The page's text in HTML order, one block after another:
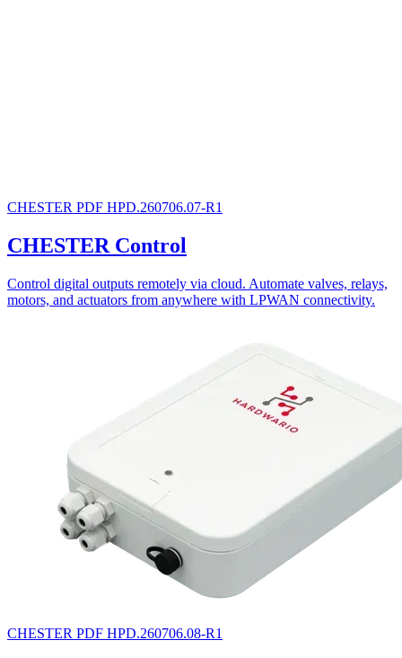
CHESTER PDF HPD.260706.07-R1
CHESTER Control
Control digital outputs remotely via cloud. Automate valves, relays,
motors, and actuators from anywhere with LPWAN connectivity.
CHESTER PDF HPD.260706.08-R1